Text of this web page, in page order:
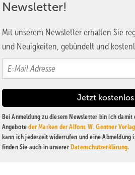
Newsletter!
Mit unserem Newsletter erhalten Sie
und Neuigkeiten, gebündelt und
Bei Anmeldung zu diesem Newsletter bin ich
Angeboteder Marken der Alfons W. Gentner
kann ich jederzeit widerrufen und eine
finden Sie auch in unserer Datenschutzerklärung.